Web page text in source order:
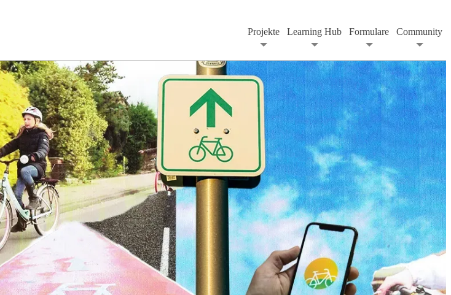
Projekte Learning Hub Formulare Community